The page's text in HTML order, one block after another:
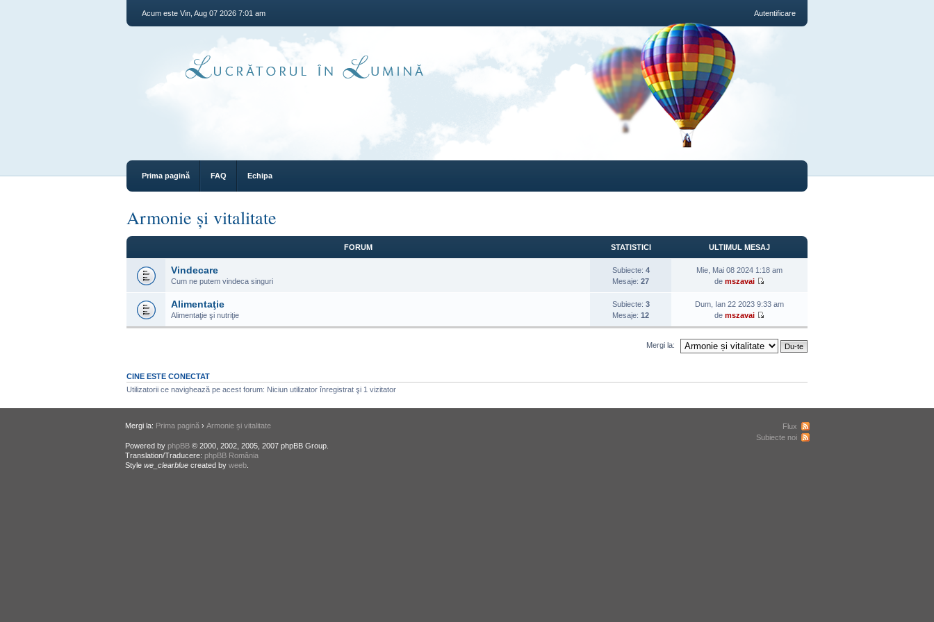
Acum este Vin, Aug 07 2026 7:01 am Autentificare
Prima pagină FAQ Echipa
Armonie și vitalitate
FORUM STATISTICI ULTIMUL MESAJ
Vindecare
Cum ne putem vindeca singuri
Subiecte: 4
Mesaje: 27
Mie, Mai 08 2024 1:18 am
de mszavai
Alimentaţie
Alimentaţie şi nutriţie
Subiecte: 3
Mesaje: 12
Dum, Ian 22 2023 9:33 am
de mszavai
Mergi la:
CINE ESTE CONECTAT
Utilizatorii ce navighează pe acest forum: Niciun utilizator înregistrat şi 1 vizitator
Mergi la: Prima pagină › Armonie și vitalitate
Powered by phpBB© 2000, 2002, 2005, 2007 phpBB Group.
Translation/Traducere: phpBB România
Style we_clearbluecreated by weeb.
Flux
Subiecte noi